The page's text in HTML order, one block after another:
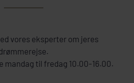
vores eksperter om jeres
mandag til fredag 10.00-16.00.